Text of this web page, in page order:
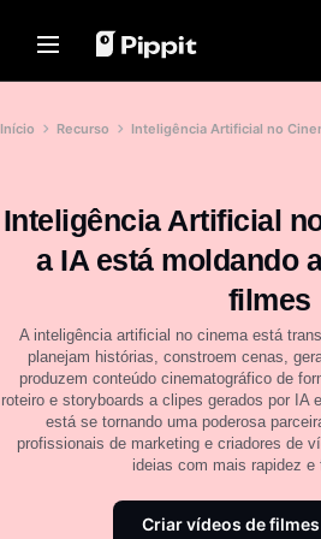
Soluções
Recursos
Modelos de IA
Soluções
Solução de vídeo
apenas um clique
Crie vídeos de marketing
envolventes
inserindo o link de um
carregando recursos
Recursos
Comunidade
PowerLab de vendas online
TikTok Ads Manager
Histórias de clientes
História da KraftGeek
História da Paw Smart
História da Sleep Shop
História da 2911 Studio Art
História da Lover Brand
Centro de conteúdo
Dicas de imagem
Alterar plano de fundo da
imagem online
Melhor Resizer de 8 imagens
em massa em 2024
Dicas de promoção
Faça vídeos promocionais
impulsionadores de vendas
10 ideias de vídeos
Principais sites de modelos de
Modelos de IA
Modelos de IA
Seedream
Seedance
Início Recurso
Inteligência Artificial
a IA está moldando
filmes
A inteligência artificial no cinema está
planejam histórias, constroem cenas,
produzem conteúdo cinematográfico de
roteiro e storyboards a clipes gerados por IA
está se tornando uma poderosa
profissionais de marketing e criadores de
ideias com mais rapidez e
Criar vídeos de